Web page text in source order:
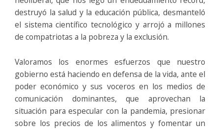
destruyó la salud y la educación pública, desmanteló
el sistema científico tecnológico y arrojó a millones
de compatriotas a la pobreza y la exclusión.
Valoramos los enormes esfuerzos que nuestro
gobierno está haciendo en defensa de la vida, ante el
poder económico y sus voceros en los medios de
comunicación dominantes, que aprovechan la
situación para especular con la pandemia, presionar
sobre los precios de los alimentos y fomentar un